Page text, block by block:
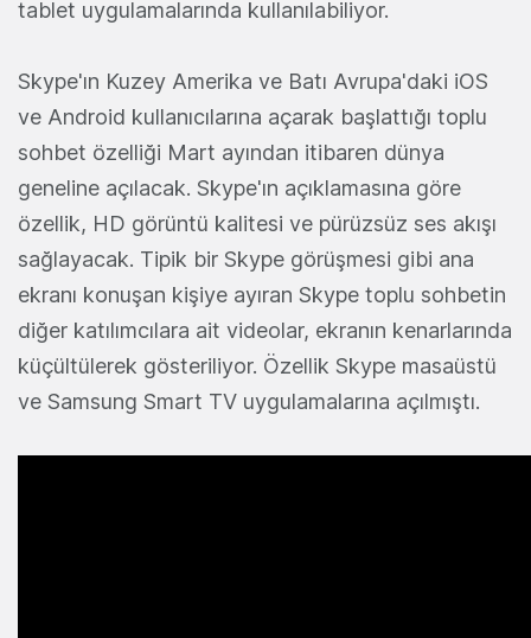
tablet uygulamalarında kullanılabiliyor.
Skype'ın Kuzey Amerika ve Batı Avrupa'daki iOS
ve Android kullanıcılarına açarak başlattığı toplu
sohbet özelliği Mart ayından itibaren dünya
geneline açılacak. Skype'ın açıklamasına göre
özellik, HD görüntü kalitesi ve pürüzsüz ses akışı
sağlayacak. Tipik bir Skype görüşmesi gibi ana
ekranı konuşan kişiye ayıran Skype toplu sohbetin
diğer katılımcılara ait videolar, ekranın kenarlarında
küçültülerek gösteriliyor. Özellik Skype masaüstü
ve Samsung Smart TV uygulamalarına açılmıştı.